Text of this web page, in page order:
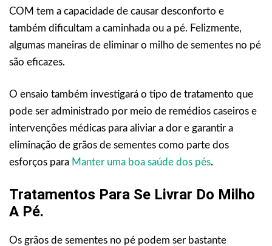
COM tem a capacidade de causar desconforto e
também dificultam a caminhada ou a pé. Felizmente,
algumas maneiras de eliminar o milho de sementes no pé
são eficazes.
O ensaio também investigará o tipo de tratamento que
pode ser administrado por meio de remédios caseiros e
intervenções médicas para aliviar a dor e garantir a
eliminação de grãos de sementes como parte dos
esforços para Manter uma boa saúde dos pés.
Tratamentos Para Se Livrar Do Milho
A Pé.
Os grãos de sementes no pé podem ser bastante